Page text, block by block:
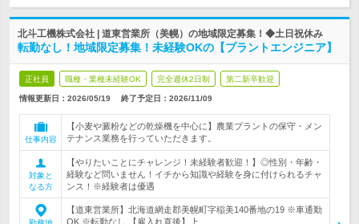
北斗工機株式会社 | 道東営業所（美幌）の地域限定募集！◆土日祝休み
転勤なし！地域限定募集！未経験OKの【プラントエンジニア】
正社員 職種・業種未経験OK 完全週休2日制 第二新卒歓迎
情報更新日：2026/05/19 終了予定日： 2026/11/09
仕事内容
【小麦や澱粉などの乾燥機を中心に】農業プラントの保守・メン
テナンス業務を行っていただきます。
対象と
なる方
【やりたいことにチャレンジ！未経験者歓迎！】◎性別・年齢・
経験など問いません！イチから知識や経験を身に付けられるチャ
ンス！※経験者は優遇
【道東営業所】北海道網走郡美幌町字稲美140番地の19 ※車通勤
OK ※転勤なし 【雇入れ直後】上…